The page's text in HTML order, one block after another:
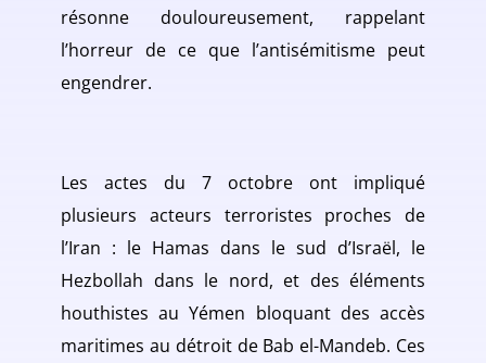
résonne douloureusement, rappelant
l’horreur de ce que l’antisémitisme peut
engendrer.
Les actes du 7 octobre ont impliqué
plusieurs acteurs terroristes proches de
l’Iran : le Hamas dans le sud d’Israël, le
Hezbollah dans le nord, et des éléments
houthistes au Yémen bloquant des accès
maritimes au détroit de Bab el-Mandeb. Ces